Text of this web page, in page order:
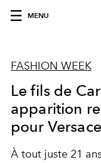
MENU
FASHION WEEK
Le fils de
apparition
pour Versace
À tout juste 21